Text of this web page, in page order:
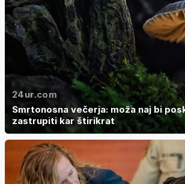
24ur.com
Smrtonosna večerja: moža naj bi
zastrupiti kar štirikrat